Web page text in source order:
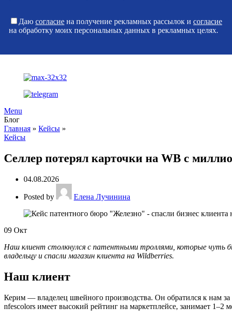
Даю согласие на получение рекламных рассылок и согласие
на обработку моих персональных данных в рекламных целях.
Menu
Блог
Главная » Кейсы »
Кейсы
Селлер потерял карточки на WB с
04.08.2026
Posted by Елена Лучинина
09 Окт
Наш клиент столкнулся с патентными троллями, которые чуть
владельцу и спасли магазин клиента на Wildberries.
Наш клиент
Керим — владелец швейного производства. Он обратился к нам
nfescolors имеет высокий рейтинг на маркетплейсе, занимает 1–2